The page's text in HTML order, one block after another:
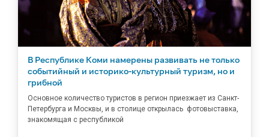
В Республике Коми намерены развивать не только
событийный и историко-культурный туризм, но и
грибной
Основное количество туристов в регион приезжает из Санкт-
Петербурга и Москвы, и в столице открылась фотовыставка,
знакомящая с республикой